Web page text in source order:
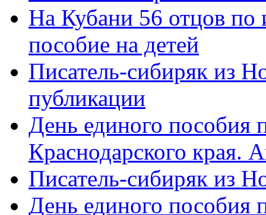
На Кубани 56 отцов по
пособие на детей
Писатель-сибиряк из
публикации
День единого пособия
Краснодарского края.
Писатель-сибиряк из
День единого пособия